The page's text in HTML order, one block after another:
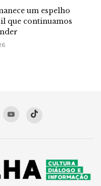
um espelho
que continuamos